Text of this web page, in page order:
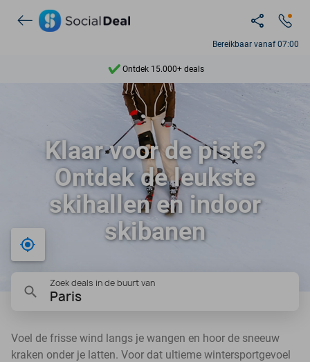
Bereikbaar vanaf 07:00
Ontdek 15.000+ deals
7 dagen per week beschikbaar
10+ miljoen leden
9,4
Ontdek 15.000+ deals
Klaar voor de piste?
Ontdek de leukste
skihallen en indoor
skibanen
Bij mij in de buurt
Zoek deals in de buurt van
Paris
Voel de frisse wind langs je wangen en hoor de sneeuw
kraken onder je latten. Voor dat ultieme wintersportgevoel